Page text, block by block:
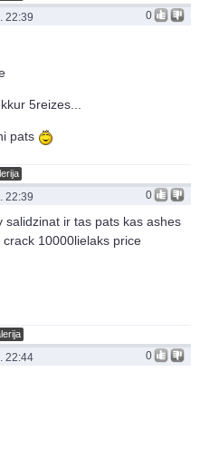
0
22:39
5reizes...
pats
0
22:39
salidzinat ir tas pats kas ashes
10000lielaks price
0
22:44